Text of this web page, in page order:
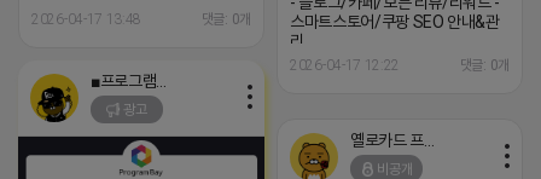
─────────────────
2026-04-17 13:48 댓글: 0개
스마트스토어/쿠팡 SEO 안내&관
리
─────────────────
2026-04-17 12:22 댓글: 0개
광고
옐로카드 프로도
비공개